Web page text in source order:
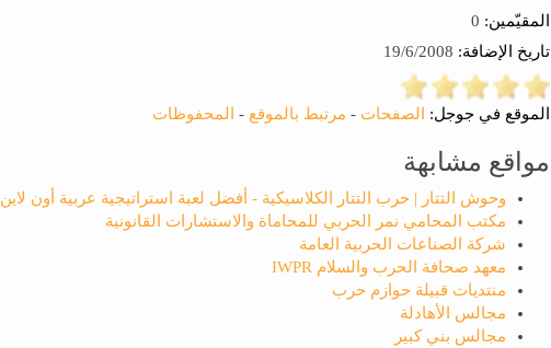
المقيّمين:
تاريخ الإضافة:
الموقع في جوجل: الصفحات - مرتبط بالموقع - المحفوظات
مواقع مشابهة
وحوش التتار | حرب التتار الكلاسيكية - أفضل لعبة استراتيجية عربية أون لاين
مكتب المحامي نمر الحربي للمحاماة والاستشارات القانونية
شركة الصناعات الحربية العامة
معهد صحافة الحرب والسلام IWPR
منتديات قبيلة حوازم حرب
مجالس الأهادلة
مجالس بني كبير